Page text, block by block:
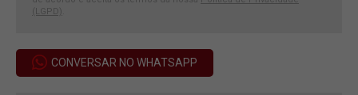
(LGPD)
CONVERSAR NO WHATSAPP